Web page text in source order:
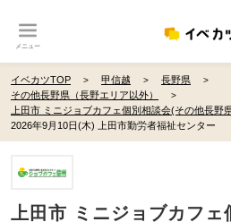
メニュー
イベカツTOP 甲信越
長野県
その他長野県（長野エリア以外）
上田市 ミニジョブカフェ個別相談会(その他長野
2026年9月10日(木) 上田市勤労者福祉センター
上田市 ミニジョブカフェ